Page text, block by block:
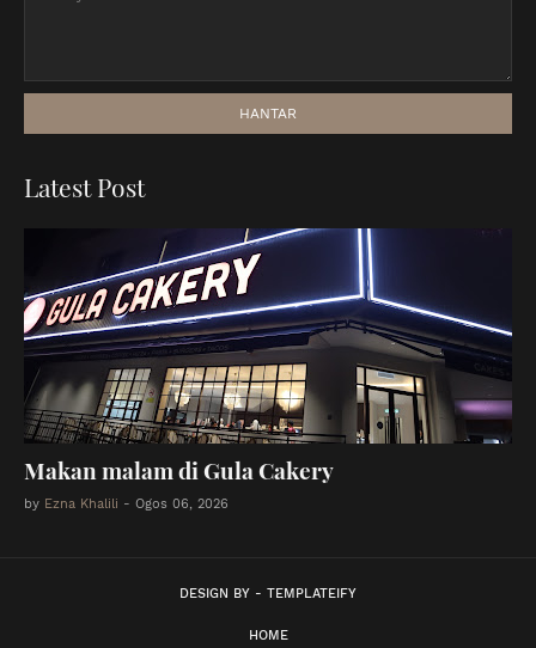
Latest Post
Makan malam di Gula Cakery
by Ezna Khalili - Ogos 06, 2026
DESIGN BY - TEMPLATEIFY
HOME